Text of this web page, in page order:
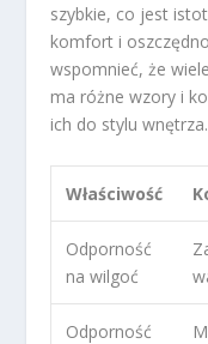
szybkie, co jest
komfort i
wspomnieć, że
ma różne wzory i
ich do stylu wnętrza.
Właściwość
Odporność
na wilgoć
Odporność